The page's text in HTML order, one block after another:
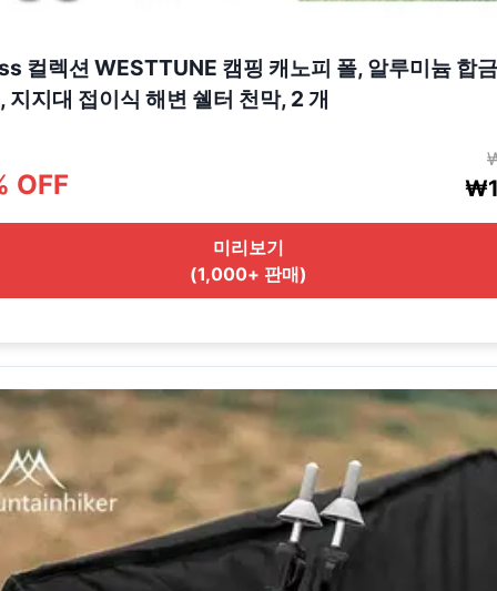
컬렉션 WESTTUNE 캠핑 캐노피 폴, 알루미늄 합
지지대 접이식 해변 쉘터 천막, 2 개
OFF
미리보기
(1,000+ 판매)